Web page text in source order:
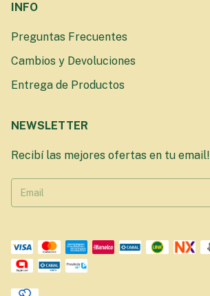
INFO
Preguntas Frecuentes
Cambios y Devoluciones
Entrega de Productos
NEWSLETTER
Recibí las mejores ofertas en tu email!